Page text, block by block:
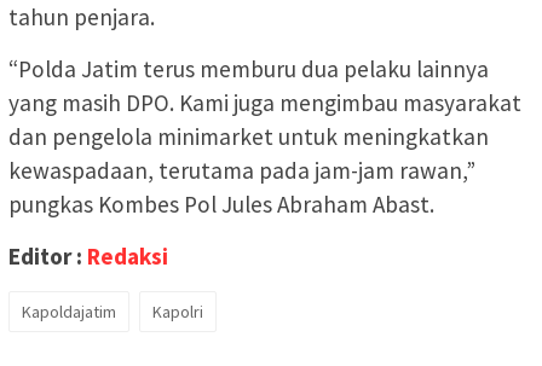
tahun penjara.
“Polda Jatim terus memburu dua pelaku lainnya
yang masih DPO. Kami juga mengimbau masyarakat
dan pengelola minimarket untuk meningkatkan
kewaspadaan, terutama pada jam-jam rawan,”
pungkas Kombes Pol Jules Abraham Abast.
Editor : Redaksi
Kapoldajatim Kapolri